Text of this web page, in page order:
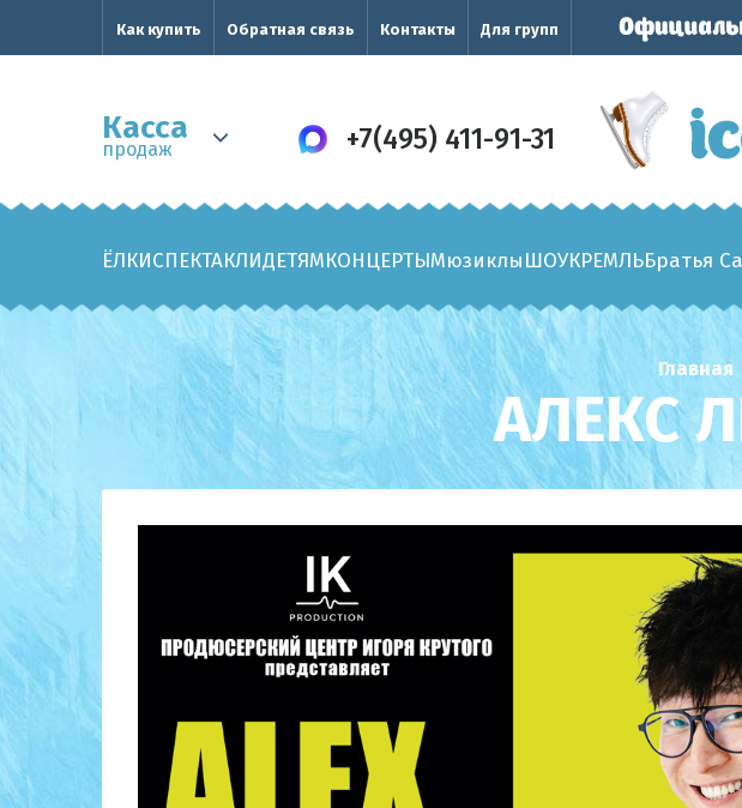
Как купить Обратная связь Контакты Для групп
Касса
продаж +7(495) 411-91-31
ЁЛКИСПЕКТАКЛИДЕТЯМКОНЦЕРТЫМюзиклыШОУКРЕМЛЬБратья
Главная
АЛЕКС